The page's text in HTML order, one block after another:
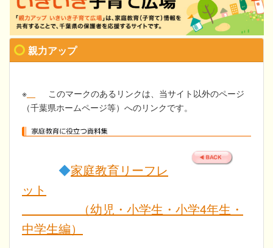
親力アップ
※
このマークのあるリンクは、当サイト以外のページ
（千葉県ホームページ等）へのリンクです。
◆家庭教育リーフレ
ット
（幼児・小学生・小学4年生・
中学生編）